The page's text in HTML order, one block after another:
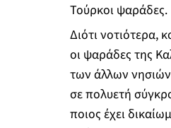
Τούρκοι ψαράδες.
Διότι νοτιότερα,
οι ψαράδες της
των άλλων
σε πολυετή
ποιος έχει